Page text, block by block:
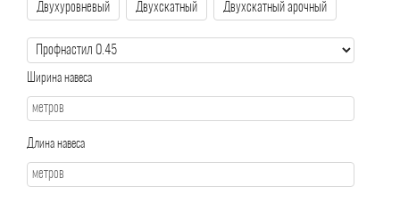
Двухуровневый Двухскатный Двухскатный арочный
Ширина навеса
Длина навеса